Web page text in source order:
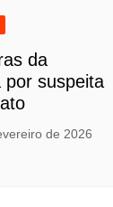
da
por suspeita
de 2026